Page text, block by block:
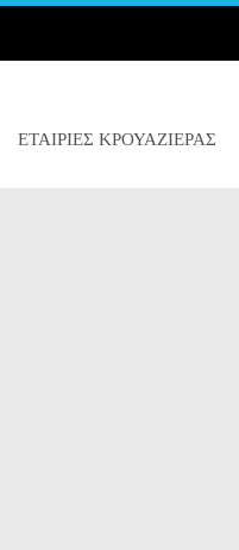
ΕΤΑΙΡΙΕΣ ΚΡΟΥΑΖΙΕΡΑΣ